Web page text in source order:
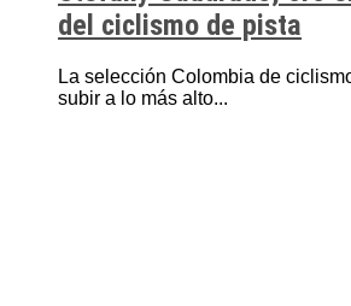
del ciclismo de pista
La selección Colombia de
subir a lo más alto...